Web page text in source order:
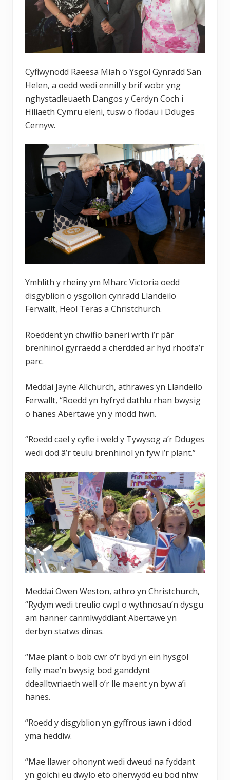
Cyflwynodd Raeesa Miah o Ysgol Gynradd San
Helen, a oedd wedi ennill y brif wobr yng
nghystadleuaeth Dangos y Cerdyn Coch i
Hiliaeth Cymru eleni, tusw o flodau i Dduges
Cernyw.
Ymhlith y rheiny ym Mharc Victoria oedd
disgyblion o ysgolion cynradd Llandeilo
Ferwallt, Heol Teras a Christchurch.
Roeddent yn chwifio baneri wrth i’r pâr
brenhinol gyrraedd a cherdded ar hyd rhodfa’r
parc.
Meddai Jayne Allchurch, athrawes yn Llandeilo
Ferwallt, “Roedd yn hyfryd dathlu rhan bwysig
o hanes Abertawe yn y modd hwn.
“Roedd cael y cyfle i weld y Tywysog a’r Dduges
wedi dod â’r teulu brenhinol yn fyw i’r plant.”
Meddai Owen Weston, athro yn Christchurch,
“Rydym wedi treulio cwpl o wythnosau’n dysgu
am hanner canmlwyddiant Abertawe yn
derbyn statws dinas.
“Mae plant o bob cwr o’r byd yn ein hysgol
felly mae’n bwysig bod ganddynt
ddealltwriaeth well o’r lle maent yn byw a’i
hanes.
“Roedd y disgyblion yn gyffrous iawn i ddod
yma heddiw.
“Mae llawer ohonynt wedi dweud na fyddant
yn golchi eu dwylo eto oherwydd eu bod nhw